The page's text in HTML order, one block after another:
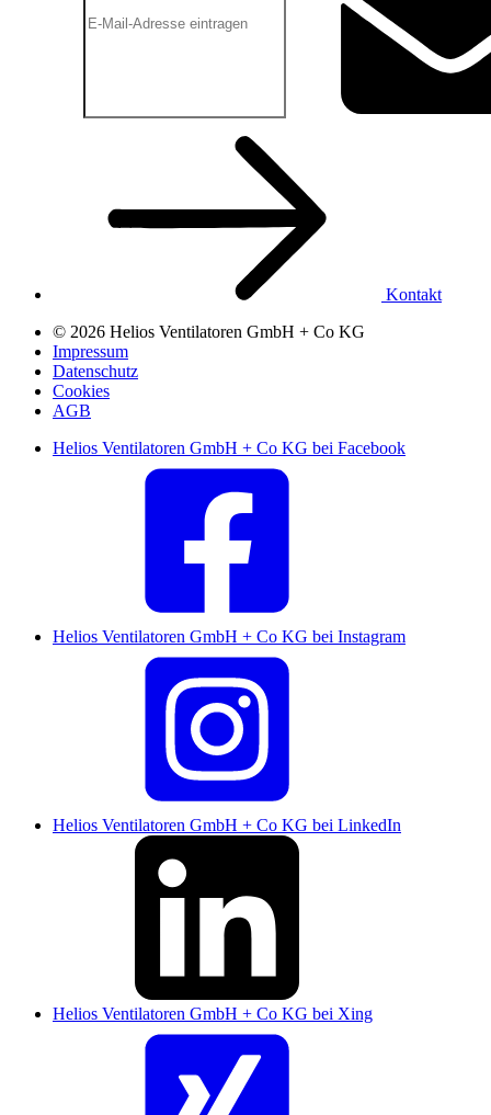
Kontakt
© 2026 Helios Ventilatoren GmbH + Co KG
Impressum
Datenschutz
Cookies
AGB
Helios Ventilatoren GmbH + Co KG bei Facebook
Helios Ventilatoren GmbH + Co KG bei Instagram
Helios Ventilatoren GmbH + Co KG bei LinkedIn
Helios Ventilatoren GmbH + Co KG bei Xing